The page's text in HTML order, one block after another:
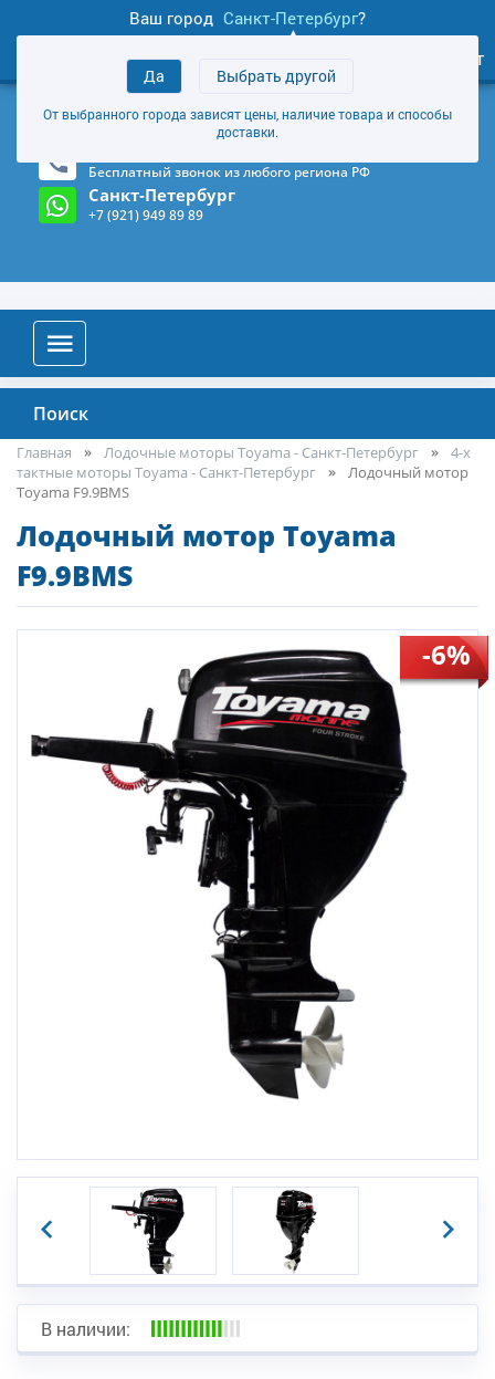
Ваш город Санкт-Петербург?
Да Выбрать другой
От выбранного города зависят цены, наличие товара и способы
доставки.
товаров
Личный кабинет
+7 (921) 949 89 89
Магазин и склад в Санкт-Петербурге (Карта)
Бесплатный звонок из любого региона РФ
Санкт-Петербург
+7 (921) 949 89 89
Поиск
Главная Лодочные моторы Toyama - Санкт-Петербург
4-х
тактные моторы Toyama - Санкт-Петербург
Лодочный мотор
Toyama F9.9BMS
Лодочный мотор Toyama
F9.9BMS
-6%
В наличии: